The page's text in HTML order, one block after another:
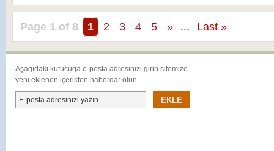
Page 1 of 8 1 2 3 4 5 » ... Last »
Aşağıdaki kutucuğa e-posta adresinizi girin sitemize
yeni eklenen içerikten haberdar olun...